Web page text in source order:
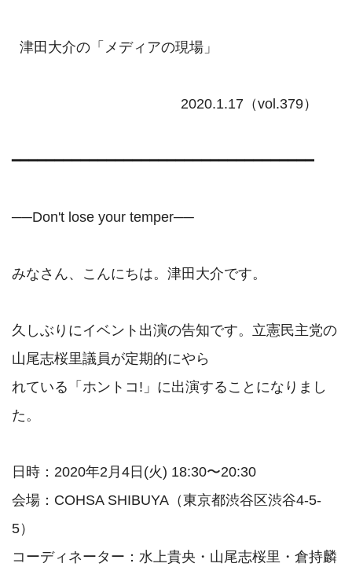
━━━━━━━━━━━━━━━━━━━━━━━━━━━━━━━━━━━
──Don't lose your temper──
みなさん、こんにちは。津田大介です。
久しぶりにイベント出演の告知です。立憲民主党の
山尾志桜里議員が定期的にやら
れている「ホントコ!」に出演することになりまし
た。
日時：2020年2月4日(火) 18:30〜20:30
会場：COHSA SHIBUYA（東京都渋谷区渋谷4-5-
5）
コーディネーター：水上貴央・山尾志桜里・倉持麟